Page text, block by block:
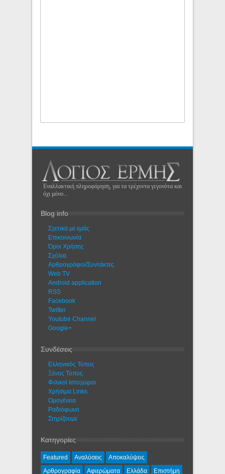
Εναλλακτική πληροφόρηση, για τα τρέχοντα γεγονότα και
όχι μόνο...
Blog info
Σχετικά με εμάς
Eπικοινωνία
Όροι Χρήσης
Σχόλια
Αρθρογράφοι/Συντάκτες
Web TV
Android application
RSS
Facebook
Twitter
Youtube Channel
Google+
Συνδέσεις
Ελληνικός Τύπος
Ξένος Τύπος
Φιλικοί Ιστοχώροι
Χρήσιμα Links
Ομογένεια
Ραδιόφωνο
Στηρίζουμε
Κατηγορίες
Featured Αναλύσεις
Αποκαλύψεις
Αρθρογραφία
Αφιερώματα Ελλάδα Επιστήμη